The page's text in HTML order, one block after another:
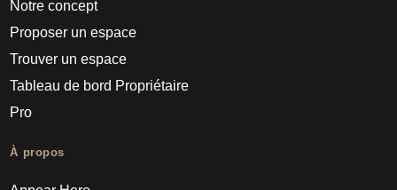
Notre concept
Proposer un espace
Trouver un espace
Tableau de bord Propriétaire
Pro
À propos